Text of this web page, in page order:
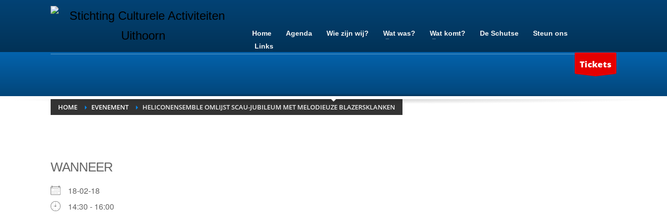
Home Agenda Wie zijn wij? Wat was? Wat komt? De Schutse
Steun ons
Links
Tickets
HOME EVENEMENT HELICONENSEMBLE OMLIJST SCAU-JUBILEUM MET MELODIEUZE BLAZERSKLANKEN
WANNEER
18-02-18
14:30 - 16:00